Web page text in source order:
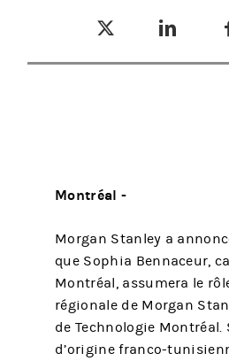
Montréal -
Morgan Stanley a
que Sophia Bennaceur,
Montréal, assumera le
régionale de Morgan
de Technologie Montréal.
d’origine franco-